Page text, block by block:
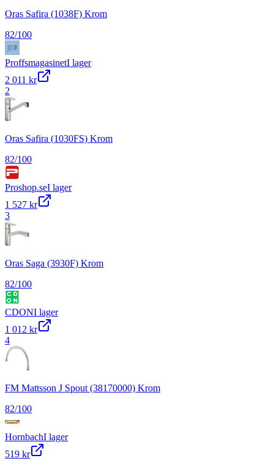
Oras Safira (1038F) Krom
82/100
ProffsmagasinetI lager
2 011 kr
2
Oras Safira (1030FS) Krom
82/100
Proshop.seI lager
1 527 kr
3
Oras Saga (3930F) Krom
82/100
CDONI lager
1 012 kr
4
FM Mattsson J Spout (38170000) Krom
82/100
HornbachI lager
519 kr